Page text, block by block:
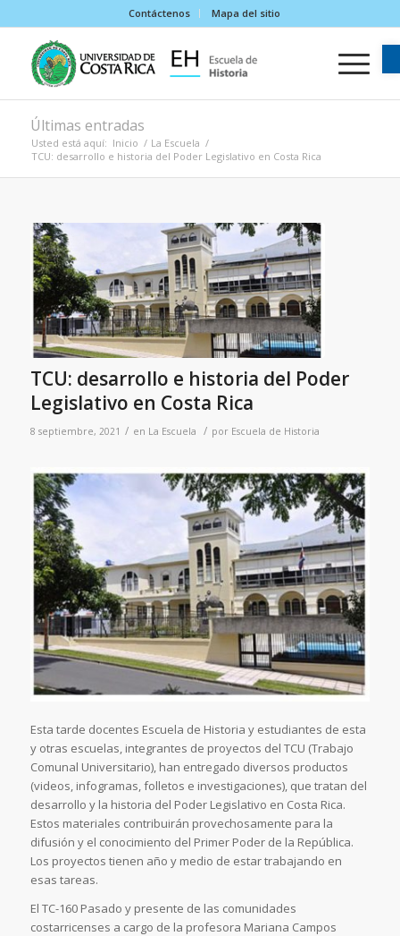
Contáctenos Mapa del sitio
Últimas entradas
Usted está aquí: Inicio / La Escuela /
TCU: desarrollo e historia del Poder Legislativo en Costa Rica
TCU: desarrollo e historia del Poder
Legislativo en Costa Rica
8 septiembre, 2021 / en La Escuela / por Escuela de Historia
Esta tarde docentes Escuela de Historia y estudiantes de esta
y otras escuelas, integrantes de proyectos del TCU (Trabajo
Comunal Universitario), han entregado diversos productos
(videos, infogramas, folletos e investigaciones), que tratan del
desarrollo y la historia del Poder Legislativo en Costa Rica.
Estos materiales contribuirán provechosamente para la
difusión y el conocimiento del Primer Poder de la República.
Los proyectos tienen año y medio de estar trabajando en
esas tareas.
El TC-160 Pasado y presente de las comunidades
costarricenses a cargo de la profesora Mariana Campos